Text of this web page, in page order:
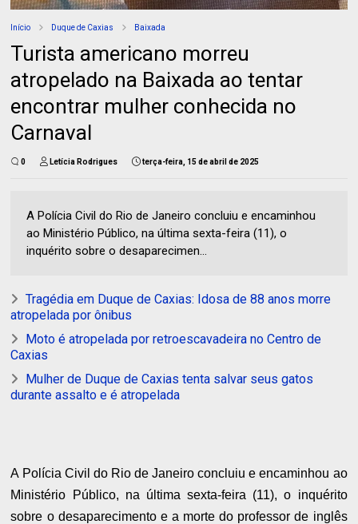
Início Duque de Caxias Baixada
Turista americano morreu
atropelado na Baixada ao tentar
encontrar mulher conhecida no
Carnaval
0 Letícia Rodrigues terça-feira, 15 de abril de 2025
A Polícia Civil do Rio de Janeiro concluiu e encaminhou
ao Ministério Público, na última sexta-feira (11), o
inquérito sobre o desaparecimen...
Tragédia em Duque de Caxias: Idosa de 88 anos morre
atropelada por ônibus
Moto é atropelada por retroescavadeira no Centro de
Caxias
Mulher de Duque de Caxias tenta salvar seus gatos
durante assalto e é atropelada
A Polícia Civil do Rio de Janeiro concluiu e encaminhou ao
Ministério Público, na última sexta-feira (11), o inquérito
sobre o desaparecimento e a morte do professor de inglês